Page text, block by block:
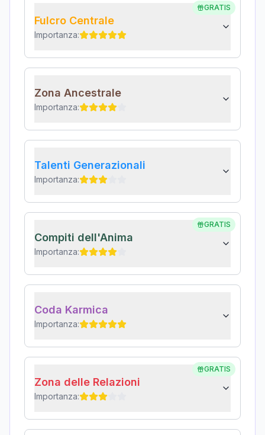
GRATIS
Fulcro Centrale
Importanza:
Zona Ancestrale
Importanza:
Talenti Generazionali
Importanza:
GRATIS
Compiti dell'Anima
Importanza:
Coda Karmica
Importanza:
GRATIS
Zona delle Relazioni
Importanza: